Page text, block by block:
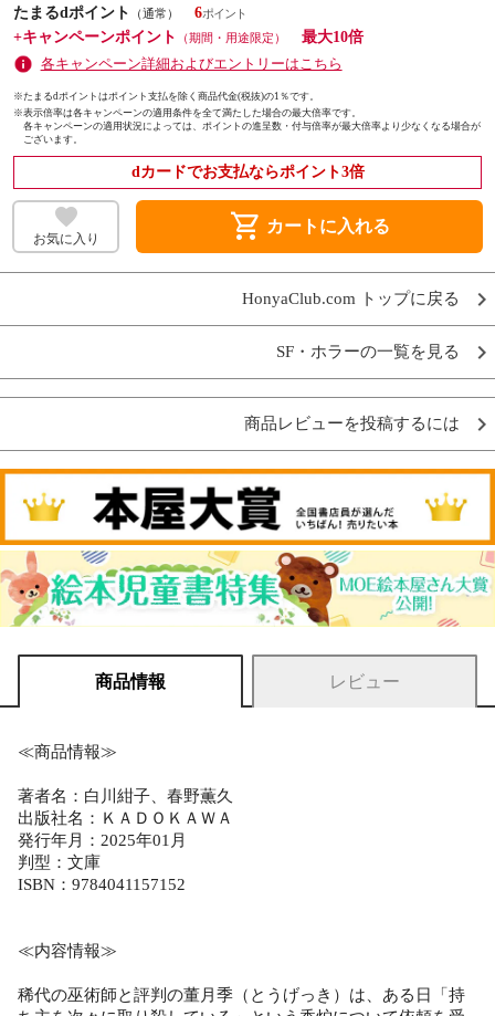
たまるdポイント
（通常）
6
+キャンペーンポイント
（期間・用途限定）
最大10倍
各キャンペーン詳細およびエントリーはこちら
※たまるdポイントはポイント支払を除く商品代金(税抜)の1％です。
※表示倍率は各キャンペーンの適用条件を全て満たした場合の最大倍率です。
各キャンペーンの適用状況によっては、ポイントの進呈数・付与倍率が最大倍率より少なくなる場合が
ございます。
dカードでお支払ならポイント3倍
お気に入り shopping_cart カートに入れる
HonyaClub.com トップに戻る
SF・ホラーの一覧を見る
商品レビューを投稿するには
商品情報 レビュー
≪商品情報≫
著者名：白川紺子、春野薫久
出版社名：ＫＡＤＯＫＡＷＡ
発行年月：2025年01月
判型：文庫
ISBN：9784041157152
≪内容情報≫
稀代の巫術師と評判の董月季（とうげっき）は、ある日「持